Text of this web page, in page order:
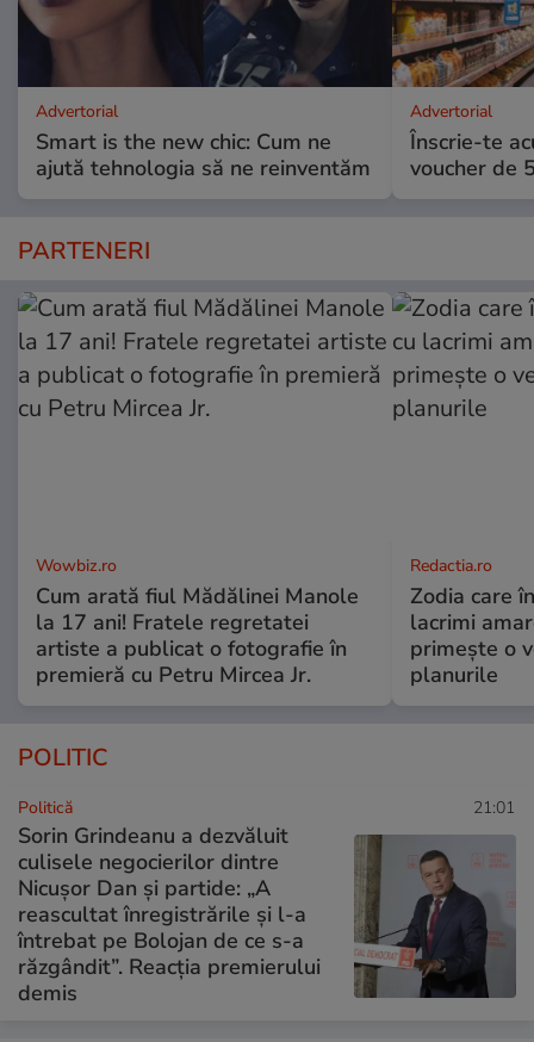
Advertorial
Smart is the new chic: Cum ne
ajută tehnologia să ne reinventăm
Advertorial
Înscrie-te
voucher de
PARTENERI
Wowbiz.ro
Cum arată fiul Mădălinei Manole
la 17 ani! Fratele regretatei
artiste a publicat o fotografie în
premieră cu Petru Mircea Jr.
Redactia.ro
Zodia care
lacrimi
primește o
planurile
POLITIC
Politică 21:01
Sorin Grindeanu a dezvăluit
culisele negocierilor dintre
Nicușor Dan și partide: „A
reascultat înregistrările și l-a
întrebat pe Bolojan de ce s-a
răzgândit”. Reacția premierului
demis